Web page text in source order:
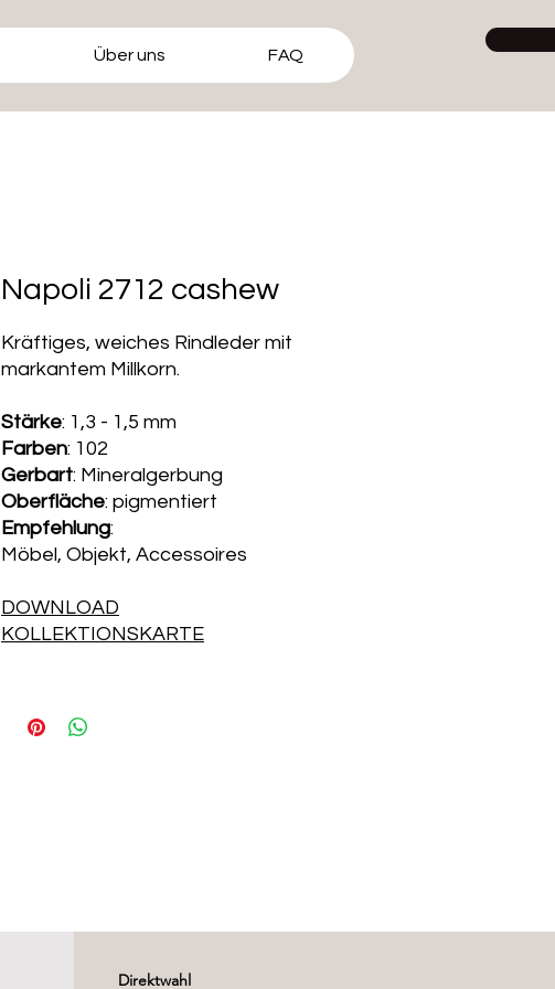
Über uns FAQ
Napoli 2712 cashew
Kräftiges, weiches Rindleder mit
markantem Millkorn.
Stärke: 1,3 - 1,5 mm
Farben: 102
Gerbart: Mineralgerbung
Oberfläche: pigmentiert
Empfehlung:
Möbel, Objekt, Accessoires
DOWNLOAD
KOLLEKTIONSKARTE
Direktwahl